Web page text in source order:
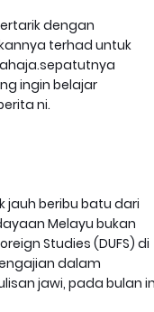
dengan
terhad untuk
ingin belajar
ni.
jauh beribu batu dari
Melayu bukan
Studies (DUFS) di
dalam
jawi, pada bulan